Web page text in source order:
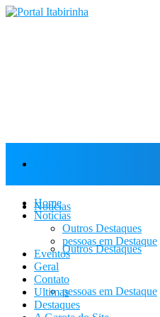
Notícias
Outros Destaques
pessoas em Destaque
Home
Notícias
Outros Destaques
pessoas em Destaque
Eventos
Geral
Contato
Ultimas
Destaques